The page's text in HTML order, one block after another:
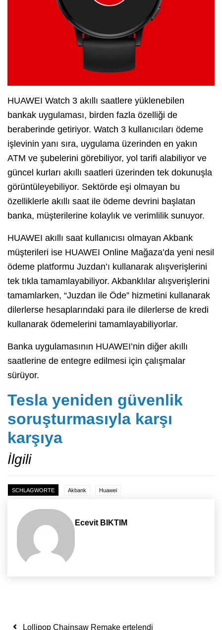
HUAWEI Watch 3 akıllı saatlere yüklenebilen
bankak uygulaması, birden fazla özelliği de
beraberinde getiriyor. Watch 3 kullanıcıları ödeme
işlevinin yanı sıra, uygulama üzerinden en yakın
ATM ve şubelerini görebiliyor, yol tarifi alabiliyor ve
güncel kurları akıllı saatleri üzerinden tek dokunuşla
görüntüleyebiliyor. Sektörde eşi olmayan bu
özelliklerle akıllı saat ile ödeme devrini başlatan
banka, müşterilerine kolaylık ve verimlilik sunuyor.
HUAWEI akıllı saat kullanıcısı olmayan Akbank
müşterileri ise HUAWEI Online Mağaza’da yeni nesil
ödeme platformu Juzdan’ı kullanarak alışverişlerini
tek tıkla tamamlayabiliyor. Akbanklılar alışverişlerini
tamamlarken, “Juzdan ile Öde” hizmetini kullanarak
dilerlerse hesaplarındaki para ile dilerlerse de kredi
kullanarak ödemelerini tamamlayabiliyorlar.
Banka uygulamasının HUAWEI’nin diğer akıllı
saatlerine de entegre edilmesi için çalışmalar
sürüyor.
Tesla yeniden güvenlik
soruşturmasıyla karşı
karşıya
İlgili
SCHLAGWORTE Akbank Huawei
Ecevit BIKTIM
Yazı dolaşımı
Lollipop Chainsaw Remake ertelendi